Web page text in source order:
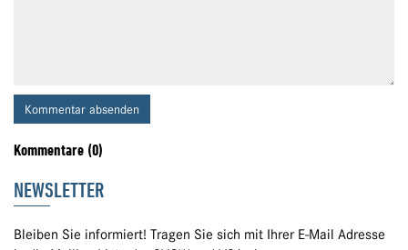
Kommentar absenden
Kommentare (0)
NEWSLETTER
Bleiben Sie informiert! Tragen Sie sich mit Ihrer E-Mail Adresse